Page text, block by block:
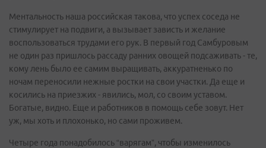
Ментальность наша российская такова, что успех соседа не
стимулирует на подвиги, а вызывает зависть и желание
воспользоваться трудами его рук. В первый год Самбуровым
не один раз пришлось рассаду ранних овощей подсаживать - те,
кому лень было ее самим выращивать, аккуратненько по
ночам переносили нежные ростки на свои участки. Да еще и
косились на приезжих - явились, мол, со своим уставом.
Богатые, видно. Еще и работников в помощь себе зовут. Нет
уж, мы хоть и плохонько, но сами проживем.
Четыре года понадобилось “варягам”, чтобы изменилось